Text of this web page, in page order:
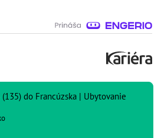
(135) do Francúzska | Ubytovanie